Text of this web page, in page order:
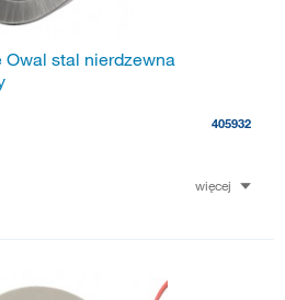
Owal stal nierdzewna
405932
więcej